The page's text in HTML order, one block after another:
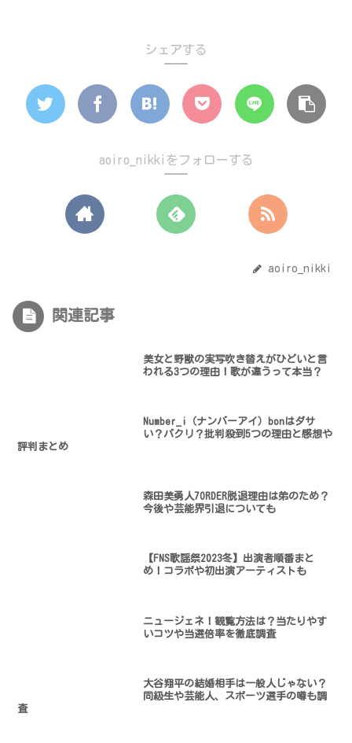
シェアする
aoiro_nikkiをフォローする
aoiro_nikki
関連記事
美女と野獣の実写吹き替えがひどいと言
われる3つの理由！歌が違うって本当？
Number_i（ナンバーアイ）bonはダサ
い？パクリ？批判殺到5つの理由と感想や
評判まとめ
森田美勇人7ORDER脱退理由は弟のため？
今後や芸能界引退についても
【FNS歌謡祭2023冬】出演者順番まと
め！コラボや初出演アーティストも
ニュージェネ！観覧方法は？当たりやす
いコツや当選倍率を徹底調査
大谷翔平の結婚相手は一般人じゃない？
同級生や芸能人、スポーツ選手の噂も調
査